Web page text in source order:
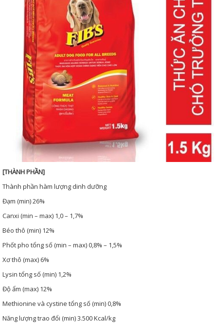
[THÀNH PHẦN]
Thành phần hàm lượng dinh dưỡng
Đạm (min) 26%
Canxi (min – max) 1,0 – 1,7%
Béo thô (min) 12%
Phốt pho tổng số (min – max) 0,8% – 1,5%
Xơ thô (max) 6%
Lysin tổng số (min) 1,2%
Độ ẩm (max) 12%
Methionine và cystine tổng số (min) 0,8%
Năng lượng trao đổi (min) 3.500 Kcal/kg